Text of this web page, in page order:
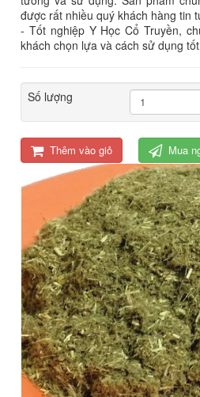
được rất nhiều quý khách hàng tin
- Tốt nghiệp Y Học Cổ Truyền,
khách chọn lựa và cách sử dụng
Số lượng
Thêm vào giỏ Mua